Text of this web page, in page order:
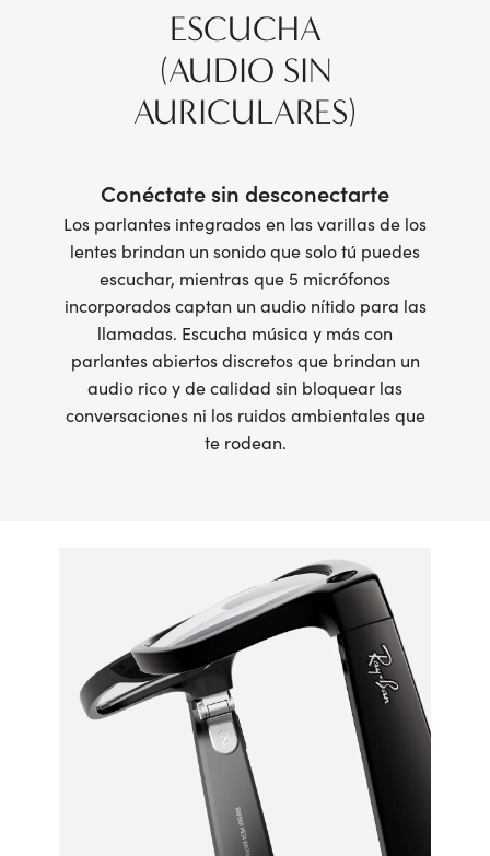
ESCUCHA
(AUDIO SIN
AURICULARES)
Conéctate sin desconectarte
Los parlantes integrados en las varillas de los
lentes brindan un sonido que solo tú puedes
escuchar, mientras que 5 micrófonos
incorporados captan un audio nítido para las
llamadas. Escucha música y más con
parlantes abiertos discretos que brindan un
audio rico y de calidad sin bloquear las
conversaciones ni los ruidos ambientales que
te rodean.